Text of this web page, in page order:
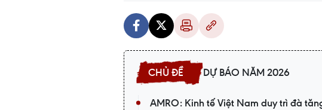
DỰ BÁO NĂM 2026
AMRO: Kinh tế Việt Nam duy trì đà